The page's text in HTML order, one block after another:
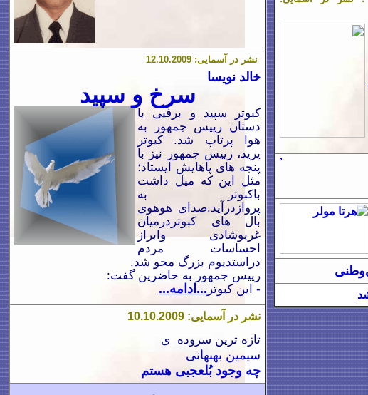
نشر در آسمایی: 12.10.2009
خالد نویسا
سرخ و سپید
کبوتر سپید و برفیی با
دستان رییس جمهور به
هوا پرتاپ شد. کبوتر
پرید، رییس جمهور نیز با
پنجه های پاهایش ایستاد؛
مثل این که میل داشت
باکبوتر به
پروازدرآید.صدای هوهوی
بال های کبوتردرمیان
غریوشادی وابراز
احساسات مردم
دراستدیوم بزرگ محو شد.
رییس جمهور به حاضرین گفت:
- این کبوتر ...ادامه...
نشر در آسمایی: 10.10.2009
تازه ترين سروده ی
سيمين بهبهانی
چه وجود بُلعجبی هستم